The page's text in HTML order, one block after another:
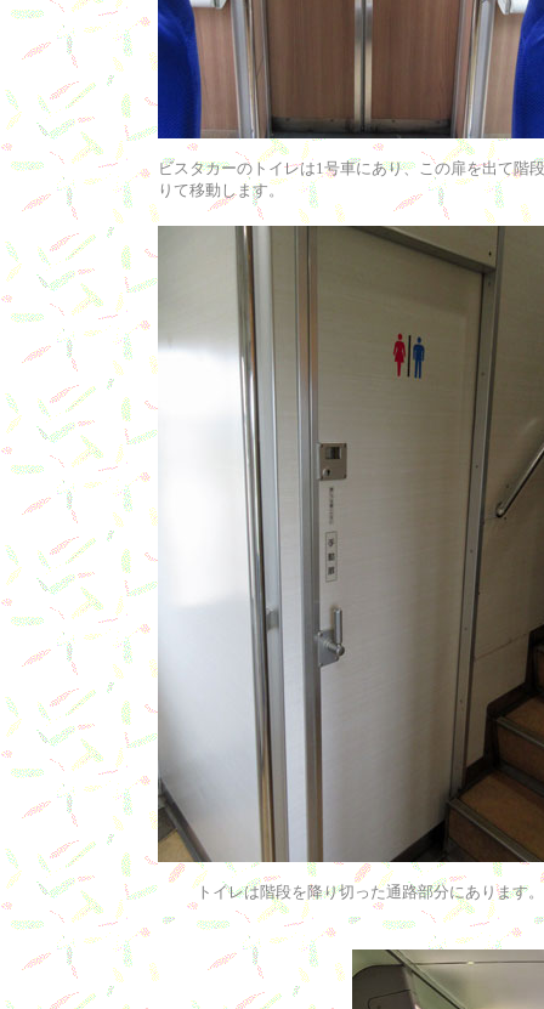
ビスタカーのトイレは1号車にあり、この扉を出て階
りて移動します。
トイレは階段を降り切った通路部分にあります。